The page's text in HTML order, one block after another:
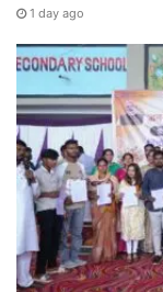
1 day ago